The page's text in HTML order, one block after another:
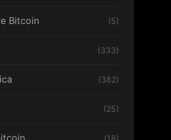
Bitcoin (5)
(333)
(382)
(25)
(18)